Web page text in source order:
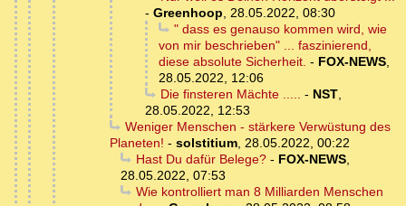
- Greenhoop, 28.05.2022, 08:30
" dass es genauso kommen wird, wie
von mir beschrieben" ... faszinierend,
diese absolute Sicherheit. - FOX-NEWS,
28.05.2022, 12:06
Die finsteren Mächte ..... - NST,
28.05.2022, 12:53
Weniger Menschen - stärkere Verwüstung des
Planeten! - solstitium, 28.05.2022, 00:22
Hast Du dafür Belege?- FOX-NEWS,
28.05.2022, 07:53
Wie kontrolliert man 8 Milliarden Menschen